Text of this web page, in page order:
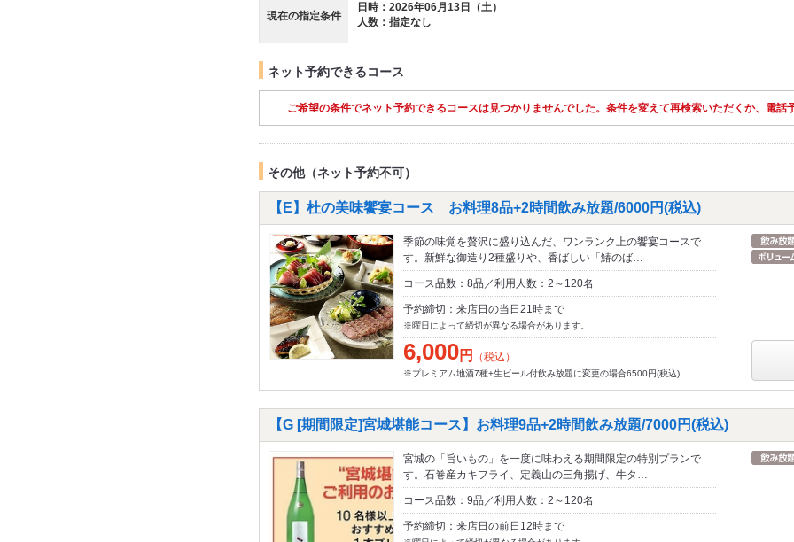
現在の指定条件
日時：2026年06月13日（土）
人数：指定なし
ネット予約できるコース
ご希望の条件でネット予約できるコースは見つかりませんでした。条件を変えて再検索いただくか、電話
その他（ネット予約不可）
【E】杜の美味饗宴コース お料理8品+2時間飲み放題/6000円(税込)
季節の味覚を贅沢に盛り込んだ、ワンランク上の饗宴コースで
す。新鮮な御造り2種盛りや、香ばしい「鰆のば…
コース品数：8品／利用人数：2～120名
予約締切：来店日の当日21時まで
※曜日によって締切が異なる場合があります。
6,000円 （税込）
※プレミアム地酒7種+生ビール付飲み放題に変更の場合6500円(税込)
【G [期間限定]宮城堪能コース】お料理9品+2時間飲み放題/7000円(税込)
宮城の「旨いもの」を一度に味わえる期間限定の特別プランで
す。石巻産カキフライ、定義山の三角揚げ、牛タ…
コース品数：9品／利用人数：2～120名
予約締切：来店日の前日12時まで